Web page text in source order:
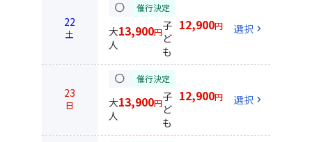
22
土
circle 催行決定
大
人
13,900円子
ど
も
12,900円 選択 chevron_right
23
日
circle 催行決定
大
人
13,900円子
ど
も
12,900円 選択 chevron_right